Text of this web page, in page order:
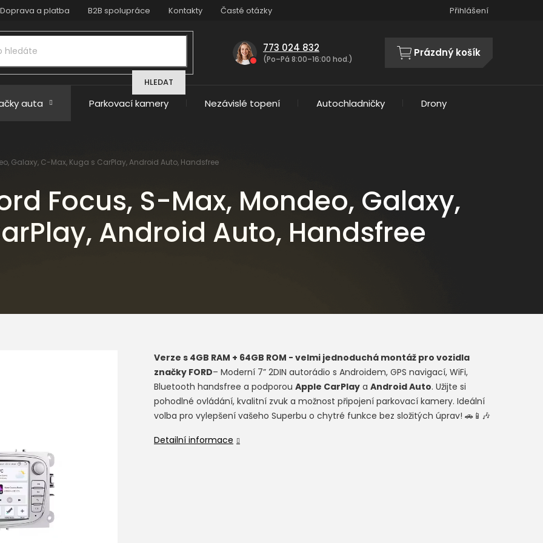
Doprava a platba B2B spolupráce Kontakty Časté otázky Přihlášení
HLEDAT
773 024 832
(Po–Pá 8:00–16:00 hod.)
NÁKUPNÍ
Prázdný košík
auta Parkovací kamery Nezávislé topení Autochladničky Drony
Galaxy, C-Max, Kuga s CarPlay, Android Auto, Handsfree
Focus, S-Max, Mondeo, Galaxy,
Android Auto, Handsfree
Verze s 4GB RAM + 64GB ROM - velmi jednoduchá montáž pro vozidla
značky FORD– Moderní 7” 2DIN autorádio s Androidem, GPS navigací, WiFi,
Bluetooth handsfree a podporou Apple CarPlay a Android Auto. Užijte si
pohodlné ovládání, kvalitní zvuk a možnost připojení parkovací kamery. Ideální
volba pro vylepšení vašeho Superbu o chytré funkce bez složitých úprav! 🚗📱🎶
Detailní informace